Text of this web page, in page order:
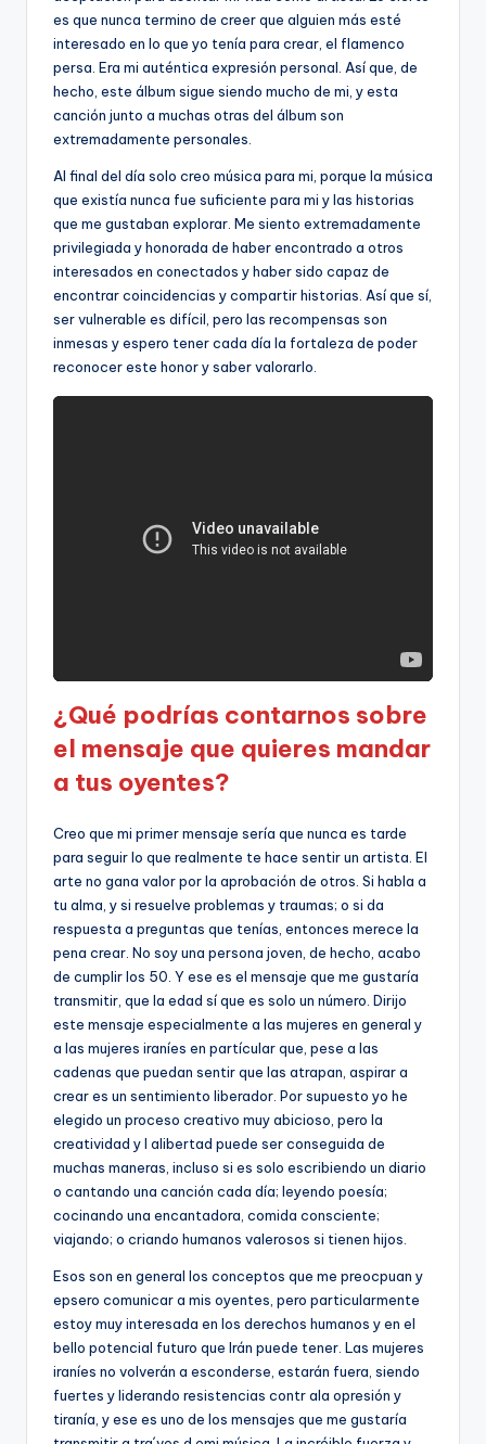
es que nunca termino de creer que alguien más esté
interesado en lo que yo tenía para crear, el flamenco
persa. Era mi auténtica expresión personal. Así que, de
hecho, este álbum sigue siendo mucho de mi, y esta
canción junto a muchas otras del álbum son
extremadamente personales.
Al final del día solo creo música para mi, porque la música
que existía nunca fue suficiente para mi y las historias
que me gustaban explorar. Me siento extremadamente
privilegiada y honorada de haber encontrado a otros
interesados en conectados y haber sido capaz de
encontrar coincidencias y compartir historias. Así que sí,
ser vulnerable es difícil, pero las recompensas son
inmesas y espero tener cada día la fortaleza de poder
reconocer este honor y saber valorarlo.
¿Qué podrías contarnos sobre
el mensaje que quieres mandar
a tus oyentes?
Creo que mi primer mensaje sería que nunca es tarde
para seguir lo que realmente te hace sentir un artista. El
arte no gana valor por la aprobación de otros. Si habla a
tu alma, y si resuelve problemas y traumas; o si da
respuesta a preguntas que tenías, entonces merece la
pena crear. No soy una persona joven, de hecho, acabo
de cumplir los 50. Y ese es el mensaje que me gustaría
transmitir, que la edad sí que es solo un número. Dirijo
este mensaje especialmente a las mujeres en general y
a las mujeres iraníes en partícular que, pese a las
cadenas que puedan sentir que las atrapan, aspirar a
crear es un sentimiento liberador. Por supuesto yo he
elegido un proceso creativo muy abicioso, pero la
creatividad y l alibertad puede ser conseguida de
muchas maneras, incluso si es solo escribiendo un diario
o cantando una canción cada día; leyendo poesía;
cocinando una encantadora, comida consciente;
viajando; o criando humanos valerosos si tienen hijos.
Esos son en general los conceptos que me preocpuan y
epsero comunicar a mis oyentes, pero particularmente
estoy muy interesada en los derechos humanos y en el
bello potencial futuro que Irán puede tener. Las mujeres
iraníes no volverán a esconderse, estarán fuera, siendo
fuertes y liderando resistencias contr ala opresión y
tiranía, y ese es uno de los mensajes que me gustaría